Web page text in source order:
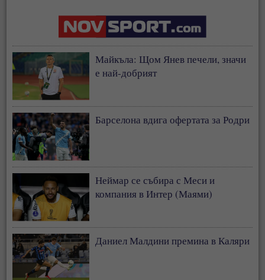
Майкъла: Щом Янев печели, значи
е най-добрият
Барселона вдига офертата за Родри
Неймар се събира с Меси и
компания в Интер (Маями)
Даниел Малдини премина в Каляри